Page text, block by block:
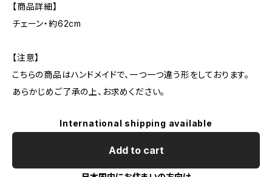
【商品詳細】
チェーン・約62cm
【注意】
こちらの商品はハンドメイドで、一つ一つ違う形をしております。
あらかじめご了承の上、お求めください。
International shipping available
Add to cart